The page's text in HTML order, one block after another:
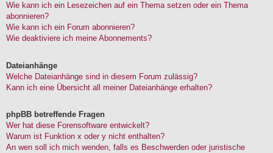
Wie kann ich ein Lesezeichen auf ein Thema setzen oder ein Thema
abonnieren?
Wie kann ich ein Forum abonnieren?
Wie deaktiviere ich meine Abonnements?
Dateianhänge
Welche Dateianhänge sind in diesem Forum zulässig?
Kann ich eine Übersicht all meiner Dateianhänge erhalten?
phpBB betreffende Fragen
Wer hat diese Forensoftware entwickelt?
Warum ist Funktion x oder y nicht enthalten?
An wen soll ich mich wenden, falls es Beschwerden oder juristische